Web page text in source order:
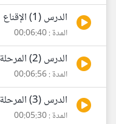
الدرس (1) الإقناع
المدة : 00:06:40
الدرس (2) المرحلة الأولى - الفكرة
المدة : 00:06:56
الدرس (3) المرحلة الأولى - الفكرة - كيف تعطي الفكرة
المدة : 00:05:30